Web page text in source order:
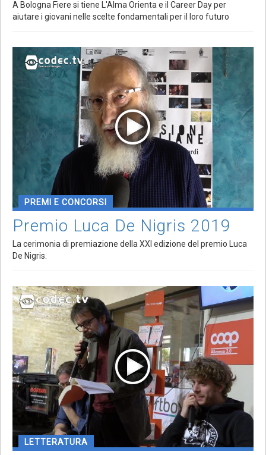
A Bologna Fiere si tiene L'Alma Orienta e il Career Day per
aiutare i giovani nelle scelte fondamentali per il loro futuro
PREMI E CONCORSI
Premio Luca De Nigris 2019
La cerimonia di premiazione della XXI edizione del premio Luca
De Nigris.
LETTERATURA